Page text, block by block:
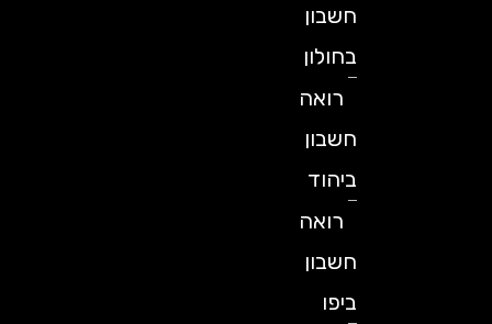
חשבון
בחולון
רואה
חשבון
ביהוד
רואה
חשבון